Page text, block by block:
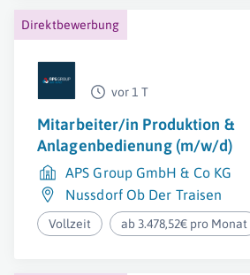
Direktbewerbung
vor 1 T
Mitarbeiter/in Produktion &
Anlagenbedienung (m/w/d)
APS Group GmbH & Co KG
Nussdorf Ob Der Traisen
Vollzeit ab 3.478,52€ pro Monat